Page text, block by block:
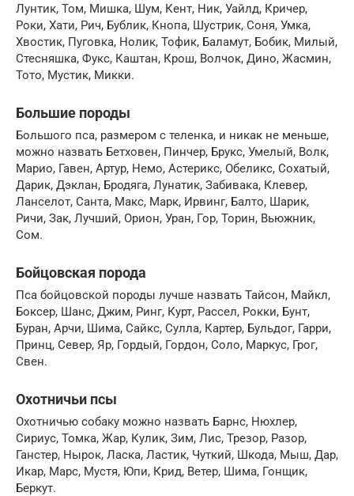
Лунтик, Том, Мишка, Шум, Кент, Ник, Уайлд, Кричер,
Роки, Хати, Рич, Бублик, Кнопа, Шустрик, Соня, Умка,
Хвостик, Пуговка, Нолик, Тофик, Баламут, Бобик, Милый,
Стесняшка, Фукс, Каштан, Крош, Волчок, Дино, Жасмин,
Тото, Мустик, Микки.
Большие породы
Большого пса, размером с теленка, и никак не меньше,
можно назвать Бетховен, Пинчер, Брукс, Умелый, Волк,
Марио, Гавен, Артур, Немо, Астерикс, Обеликс, Сохатый,
Дарик, Дэклан, Бродяга, Лунатик, Забивака, Клевер,
Ланселот, Санта, Макс, Марк, Ирвинг, Балто, Шарик,
Ричи, Зак, Лучший, Орион, Уран, Гор, Торин, Вьюжник,
Сом.
Бойцовская порода
Пса бойцовской породы лучше назвать Тайсон, Майкл,
Боксер, Шанс, Джим, Ринг, Курт, Рассел, Рокки, Бунт,
Буран, Арчи, Шима, Сайкс, Сулла, Картер, Бульдог, Гарри,
Принц, Север, Яр, Гордый, Гордон, Соло, Маркус, Грог,
Свен.
Охотничьи псы
Охотничью собаку можно назвать Барнс, Нюхлер,
Сириус, Томка, Жар, Кулик, Зим, Лис, Трезор, Разор,
Ганстер, Нырок, Ласка, Ластик, Чуткий, Шкода, Мыш, Дар,
Икар, Марс, Мустя, Юпи, Крид, Ветер, Шима, Гонщик,
Беркут.